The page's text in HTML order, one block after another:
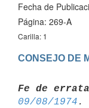
Fecha de
Página: 269-A
Carilla: 1
CONSEJO DE
Fe de
09/08/1974